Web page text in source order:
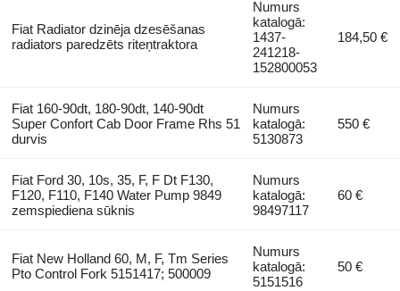
Fiat Radiator dzinēja dzesēšanas
radiators paredzēts riteņtraktora
Numurs
katalogā:
1437-
241218-
152800053
184,50 €
Fiat 160-90dt, 180-90dt, 140-90dt
Super Confort Cab Door Frame Rhs 51
durvis
Numurs
katalogā:
5130873
550 €
Fiat Ford 30, 10s, 35, F, F Dt F130,
F120, F110, F140 Water Pump 9849
zemspiediena sūknis
Numurs
katalogā:
98497117
60 €
Fiat New Holland 60, M, F, Tm Series
Pto Control Fork 5151417; 500009
Numurs
katalogā:
5151516
50 €